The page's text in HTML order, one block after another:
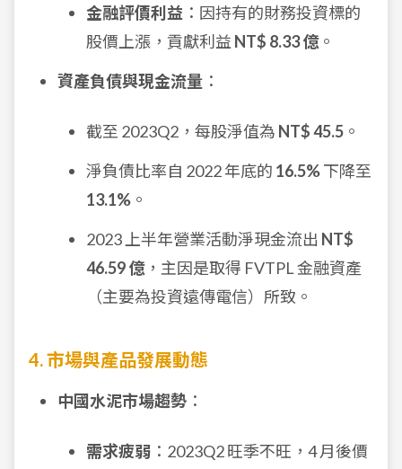
金融評價利益 ：因持有的財務投資標的
股價上漲，貢獻利益 NT$ 8.33 億。
資產負債與現金流量 ：
截至 2023Q2，每股淨值為 NT$ 45.5 。
淨負債比率自 2022 年底的 16.5%下降至
13.1% 。
2023 上半年營業活動淨現金流出 NT$
46.59 億，主因是取得 FVTPL 金融資產
（主要為投資遠傳電信）所致。
4. 市場與產品發展動態
中國水泥市場趨勢 ：
需求疲弱 ：2023Q2 旺季不旺，4 月後價